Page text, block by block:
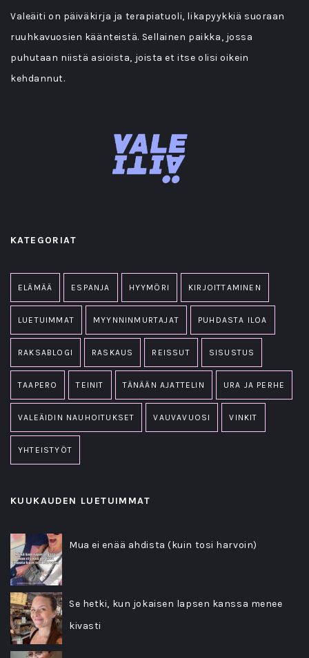
Valeäiti on päiväkirja ja terapiatuoli, likapyykkiä suoraan
ruuhkavuosien käänteistä. Sellainen paikka, jossa
puhutaan niistä asioista, joista et itse olisi oikein
kehdannut.
KATEGORIAT
ELÄMÄÄ ESPANJA HYYMÖRI KIRJOITTAMINEN
LUETUIMMAT MYYNNINMURTAJAT PUHDASTA ILOA
RAKSABLOGI RASKAUS REISSUT SISUSTUS
TAAPERO TEINIT TÄNÄÄN AJATTELIN URA JA PERHE
VALEÄIDIN NAUHOITUKSET VAUVAVUOSI VINKIT
YHTEISTYÖT
KUUKAUDEN LUETUIMMAT
Mua ei enää ahdista (kuin tosi harvoin)
Se hetki, kun jokaisen lapsen kanssa menee
kivasti